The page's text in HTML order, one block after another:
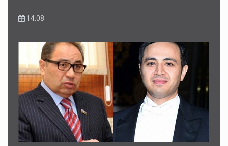
14:08